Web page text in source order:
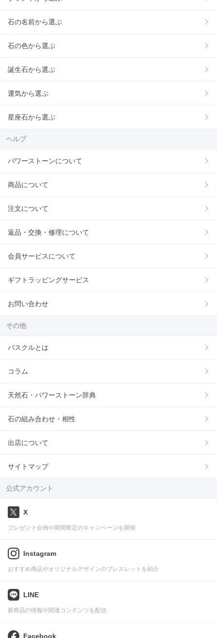
石の名前から選ぶ
石の色から選ぶ
誕生石から選ぶ
運気から選ぶ
星座石から選ぶ
ヘルプ
パワーストーンについて
商品について
注文について
返品・交換・修理について
会員サービスについて
ギフトラッピングサービス
お問い合わせ
その他
パスクルとは
コラム
天然石・パワーストーン辞典
石の組み合わせ・相性
出店について
サイトマップ
公式アカウント
X
プレゼント企画や期間限定のキャンペーンを開催
Instagram
おすすめ商品やオリジナルデザインのブレスレットを紹介
LINE
新商品の情報や関連コンテンツを配信
Facebook